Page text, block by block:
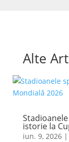
Alte
istorie la
iun. 9, 2026|